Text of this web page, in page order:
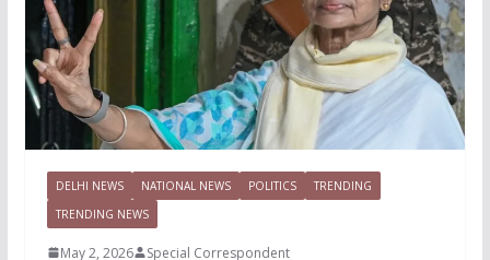
DELHI NEWS NATIONAL NEWS POLITICS
TRENDING
TRENDING NEWS
May 2, 2026 Special Correspondent